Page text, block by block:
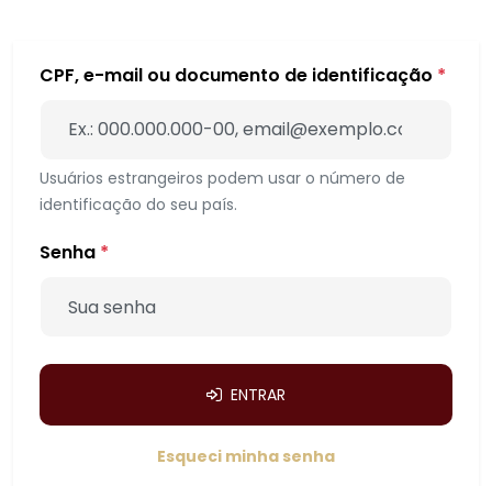
CPF, e-mail ou documento de identificação *
Usuários estrangeiros podem usar o número de
identificação do seu país.
Senha *
ENTRAR
Esqueci minha senha